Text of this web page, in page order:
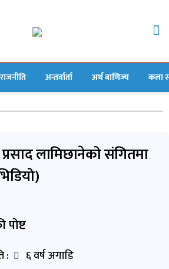
राजनीति अन्तर्वार्ता अर्थ बाणिज्य कला
लामिछानेको संगितमा
: ६ वर्ष अगाडि